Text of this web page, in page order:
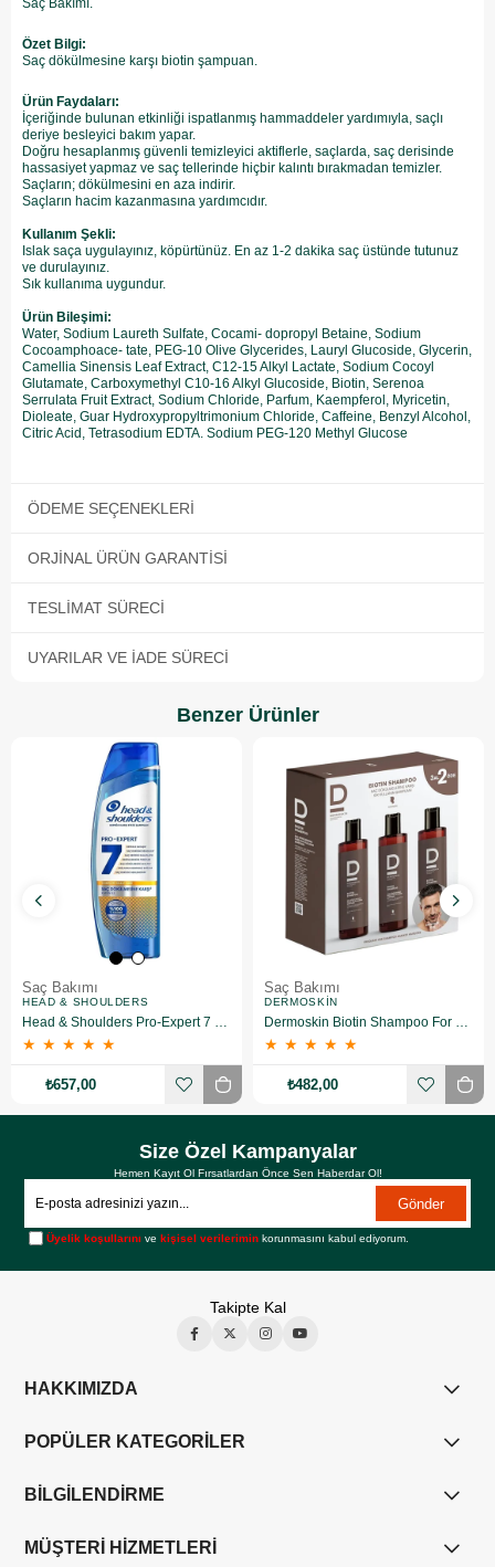
Saç Bakımı.
Özet Bilgi:
Saç dökülmesine karşı biotin şampuan.
Ürün Faydaları:
İçeriğinde bulunan etkinliği ispatlanmış hammaddeler yardımıyla, saçlı
deriye besleyici bakım yapar.
Doğru hesaplanmış güvenli temizleyici aktiflerle, saçlarda, saç derisinde
hassasiyet yapmaz ve saç tellerinde hiçbir kalıntı bırakmadan temizler.
Saçların; dökülmesini en aza indirir.
Saçların hacim kazanmasına yardımcıdır.
Kullanım Şekli:
Islak saça uygulayınız, köpürtünüz. En az 1-2 dakika saç üstünde tutunuz
ve durulayınız.
Sık kullanıma uygundur.
Ürün Bileşimi:
Water, Sodium Laureth Sulfate, Cocami- dopropyl Betaine, Sodium
Cocoamphoace- tate, PEG-10 Olive Glycerides, Lauryl Glucoside, Glycerin,
Camellia Sinensis Leaf Extract, C12-15 Alkyl Lactate, Sodium Cocoyl
Glutamate, Carboxymethyl C10-16 Alkyl Glucoside, Biotin, Serenoa
Serrulata Fruit Extract, Sodium Chloride, Parfum, Kaempferol, Myricetin,
Dioleate, Guar Hydroxypropyltrimonium Chloride, Caffeine, Benzyl Alcohol,
Citric Acid, Tetrasodium EDTA. Sodium PEG-120 Methyl Glucose
ÖDEME SEÇENEKLERI
ORJINAL ÜRÜN GARANTISI
TESLIMAT SÜRECI
UYARILAR VE İADE SÜRECI
Benzer Ürünler
Saç Bakımı
HEAD & SHOULDERS
Head & Shoulders Pro-Expert 7 Kafein ile Saç Dökülmesine Karşı Şampuan 300 ml
★ ★ ★ ★ ★
₺657,00
Saç Bakımı
DERMOSKIN
Dermoskin Biotin Shampoo For Men 200ml 3 Al 2 Öde
★ ★ ★ ★ ★
₺482,00
Size Özel Kampanyalar
Hemen Kayıt Ol Fırsatlardan Önce Sen Haberdar Ol!
Gönder
Üyelik koşullarını vekişisel verilerimin korunmasını kabul ediyorum.
Takipte Kal
HAKKIMIZDA
POPÜLER KATEGORİLER
BİLGİLENDİRME
MÜŞTERİ HİZMETLERİ